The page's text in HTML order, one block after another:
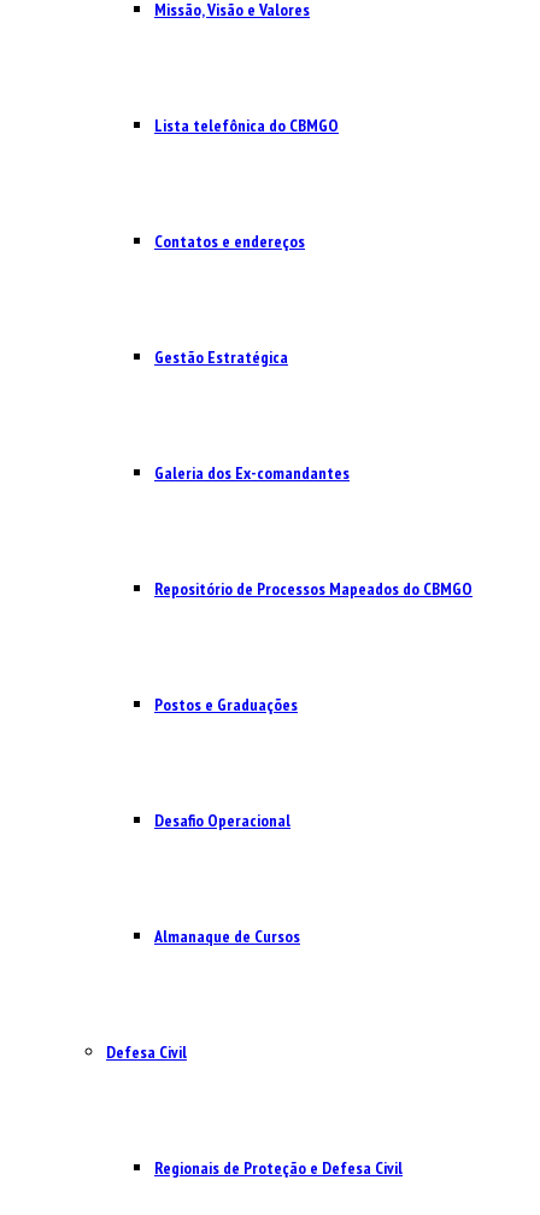
Missão, Visão e Valores
Lista telefônica do CBMGO
Contatos e endereços
Gestão Estratégica
Galeria dos Ex-comandantes
Repositório de Processos Mapeados do CBMGO
Postos e Graduações
Desafio Operacional
Almanaque de Cursos
Defesa Civil
Regionais de Proteção e Defesa Civil